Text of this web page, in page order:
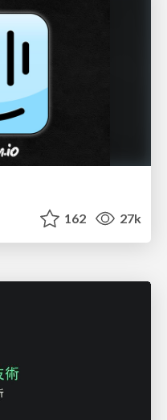
162 27k